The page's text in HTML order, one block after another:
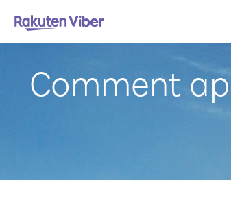
Comment